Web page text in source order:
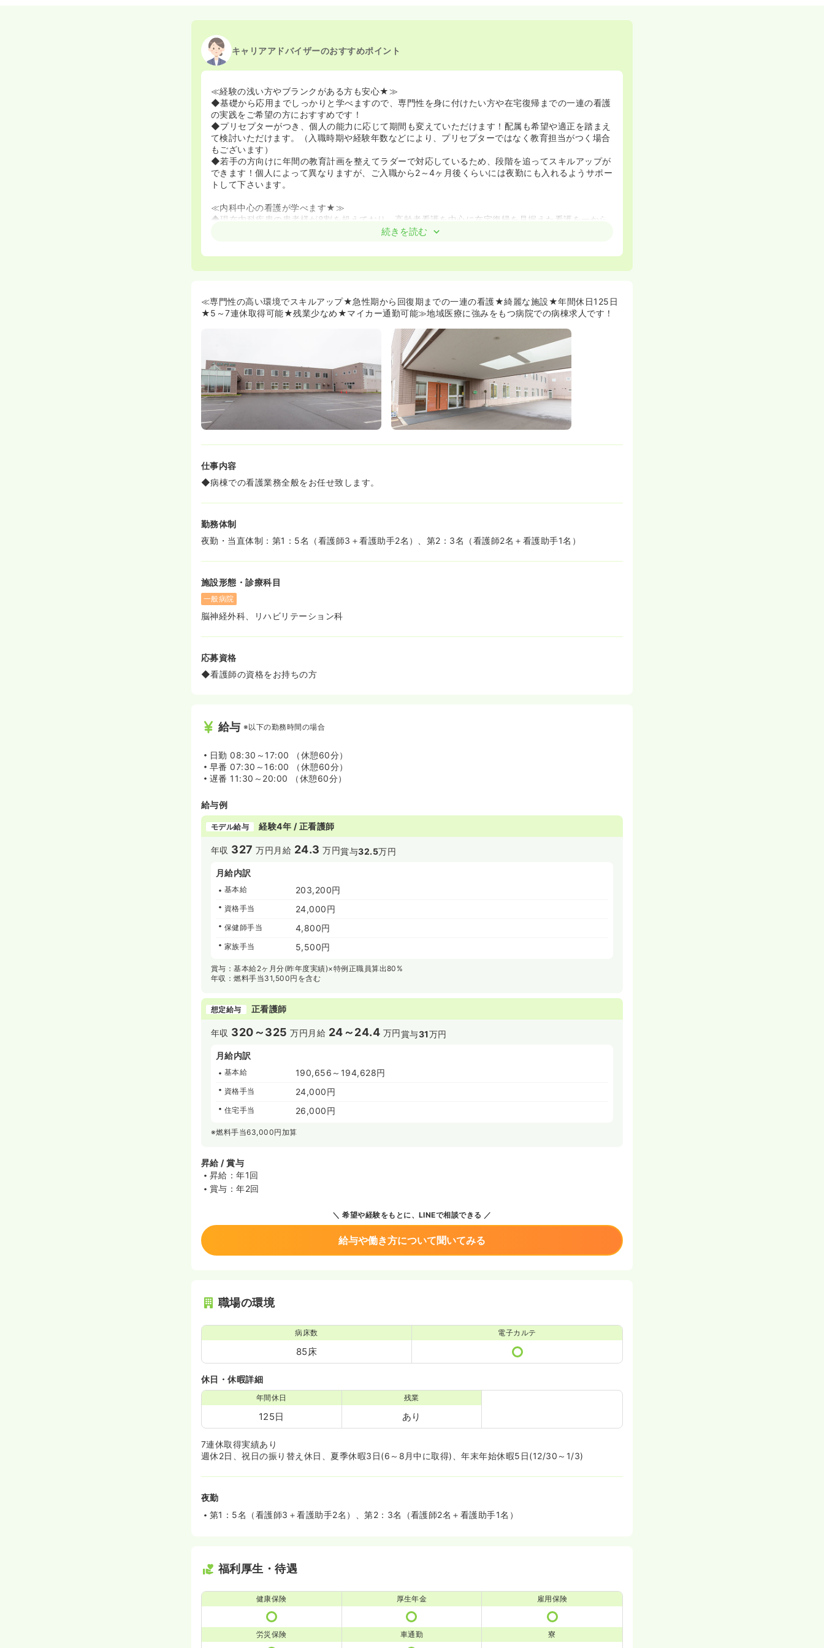
キャリアアドバイザーのおすすめポイント
≪経験の浅い方やブランクがある方も安心★≫
◆基礎から応用までしっかりと学べますので、専門性を身に付けたい方や在宅復帰までの一連の看護
の実践をご希望の方におすすめです！
◆プリセプターがつき、個人の能力に応じて期間も変えていただけます！配属も希望や適正を踏まえ
て検討いただけます。（入職時期や経験年数などにより、プリセプターではなく教育担当がつく場合
もございます）
◆若手の方向けに年間の教育計画を整えてラダーで対応しているため、段階を追ってスキルアップが
できます！個人によって異なりますが、ご入職から2～4ヶ月後くらいには夜勤にも入れるようサポー
トして下さいます。
≪内科中心の看護が学べます★≫
◆現在内科疾患の患者様が8割を超えており、高齢者看護を中心に在宅復帰を見据えた看護を一から
≪家庭やプライベートとの両立★≫
看護師様も多くいらっしゃいます！
◆託児所を完備しており、一部夜間保育もあるので、お子さんがいらっしゃる看護師様も安心して夜
◆残業時間についても月5時間～10時間以内になるように業務シェアや記録の簡略化を図り残業時間
≪働きやすい環境あり★≫
◆院内外とも清潔で綺麗な病院ですので、気持ちよく働いて頂けます！
◆マイカー通勤が可能で駐車場もございますので、車通勤をご希望の方も安心です！
続きを読む
≪専門性の高い環境でスキルアップ★急性期から回復期までの一連の看護★綺麗な施設★年間休日125日
★5～7連休取得可能★残業少なめ★マイカー通勤可能≫地域医療に強みをもつ病院での病棟求人です！
仕事内容
◆病棟での看護業務全般をお任せ致します。
勤務体制
夜勤・当直体制：第1：5名（看護師3＋看護助手2名）、第2：3名（看護師2名＋看護助手1名）
施設形態・診療科目
一般病院
脳神経外科、リハビリテーション科
応募資格
◆看護師の資格をお持ちの方
給与 ※以下の勤務時間の場合
日勤 08:30～17:00 （休憩60分）
早番 07:30～16:00 （休憩60分）
遅番 11:30～20:00 （休憩60分）
給与例
モデル給与 経験4年 / 正看護師
年収 327 万円 月給 24.3 万円賞与32.5万円
月給内訳
基本給 203,200円
資格手当 24,000円
保健師手当 4,800円
家族手当 5,500円
賞与：基本給2ヶ月分(昨年度実績)×特例正職員算出80%
年収：燃料手当31,500円を含む
想定給与 正看護師
年収 320～325 万円 月給 24～24.4 万円賞与31万円
月給内訳
基本給 190,656～194,628円
資格手当 24,000円
住宅手当 26,000円
※燃料手当63,000円加算
昇給 / 賞与
昇給：年1回
賞与：年2回
希望や経験をもとに、LINEで相談できる
給与や働き方について聞いてみる
職場の環境
病床数
85床
電子カルテ
休日・休暇詳細
年間休日
125日
残業
あり
7連休取得実績あり
週休2日、祝日の振り替え休日、夏季休暇3日(6～8月中に取得)、年末年始休暇5日(12/30～1/3)
夜勤
第1：5名（看護師3＋看護助手2名）、第2：3名（看護師2名＋看護助手1名）
福利厚生・待遇
健康保険 厚生年金 雇用保険
労災保険 車通勤 寮